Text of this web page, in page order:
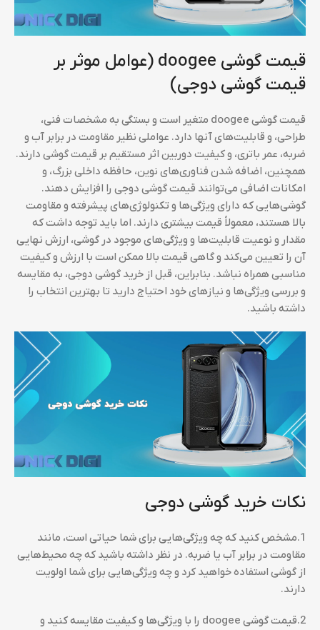
قیمت گوشی doogee (عوامل موثر بر
قیمت گوشی دوجی)
قیمت گوشی doogee متغیر است و بستگی به مشخصات فنی،
طراحی، و قابلیت‌های آنها دارد. عواملی نظیر مقاومت در برابر آب و
ضربه، عمر باتری، و کیفیت دوربین اثر مستقیم بر قیمت گوشی دارند.
همچنین، اضافه شدن فناوری‌های نوین، حافظه داخلی بزرگ، و
امکانات اضافی می‌توانند قیمت گوشی دوجی را افزایش دهند.
گوشی‌هایی که دارای ویژگی‌ها و تکنولوژی‌های پیشرفته و مقاومت
بالا هستند، معمولاً قیمت بیشتری دارند. اما باید توجه داشت که
مقدار و نوعیت قابلیت‌ها و ویژگی‌های موجود در گوشی، ارزش نهایی
آن را تعیین می‌کند و گاهی قیمت بالا ممکن است با ارزش و کیفیت
مناسبی همراه نباشد. بنابراین، قبل از خرید گوشی دوجی، به مقایسه
و بررسی ویژگی‌ها و نیازهای خود احتیاج دارید تا بهترین انتخاب را
داشته باشید.
نکات خرید گوشی دوجی
1.مشخص کنید که چه ویژگی‌هایی برای شما حیاتی است، مانند
مقاومت در برابر آب یا ضربه. در نظر داشته باشید که چه محیط‌هایی
از گوشی استفاده خواهید کرد و چه ویژگی‌هایی برای شما اولویت
دارند.
2.قیمت گوشی doogee را با ویژگی‌ها و کیفیت مقایسه کنید و